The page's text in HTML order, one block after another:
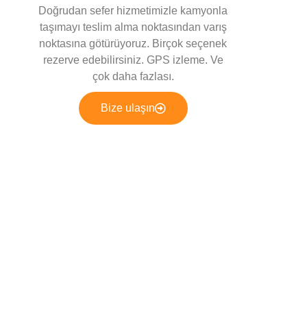
Doğrudan sefer hizmetimizle kamyonla
taşımayı teslim alma noktasından varış
noktasına götürüyoruz. Birçok seçenek
rezerve edebilirsiniz. GPS izleme. Ve
çok daha fazlası.
Bize ulaşın